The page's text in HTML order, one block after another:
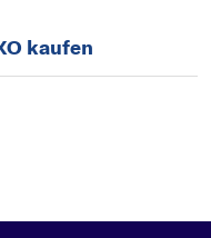
kaufen